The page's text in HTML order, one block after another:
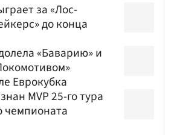
за «Лос-
до конца
«Баварию» и
Еврокубка
MVP 25-го тура
чемпионата